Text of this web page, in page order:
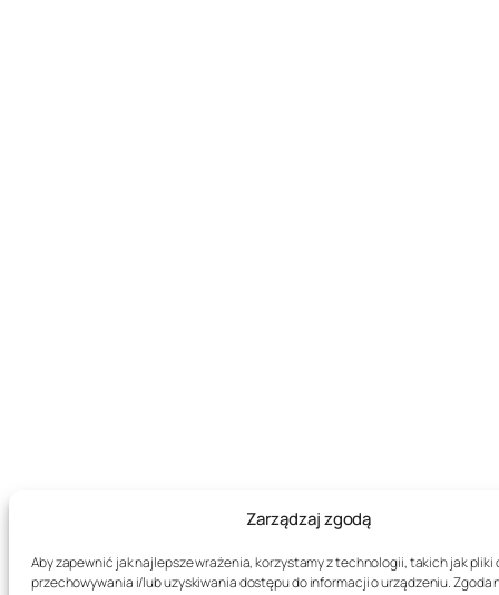
Zarządzaj zgodą
Aby zapewnić jak najlepsze wrażenia, korzystamy z technologii, takich jak pliki
przechowywania i/lub uzyskiwania dostępu do informacji o urządzeniu. Zgoda